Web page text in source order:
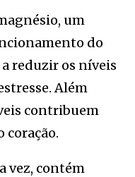
um
do
reduzir os níveis
Além
contribuem
coração.
vez, contém